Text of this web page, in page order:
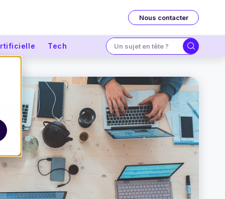
Nous contacter
Tech